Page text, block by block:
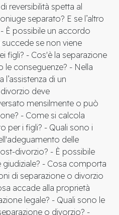
reversibilità spetta al
separato? E se l’altro
È possibile un accordo
se non viene
figli? - Cos'è la separazione
conseguenze? - Nella
di un
deve
mensilmente o può
- Come si calcola
per i figli? - Quali sono i
delle
divorzio? - È possibile
giudiziale? - Cosa comporta
di separazione o divorzio
accade alla proprietà
legale? - Quali sono le
o divorzio? -